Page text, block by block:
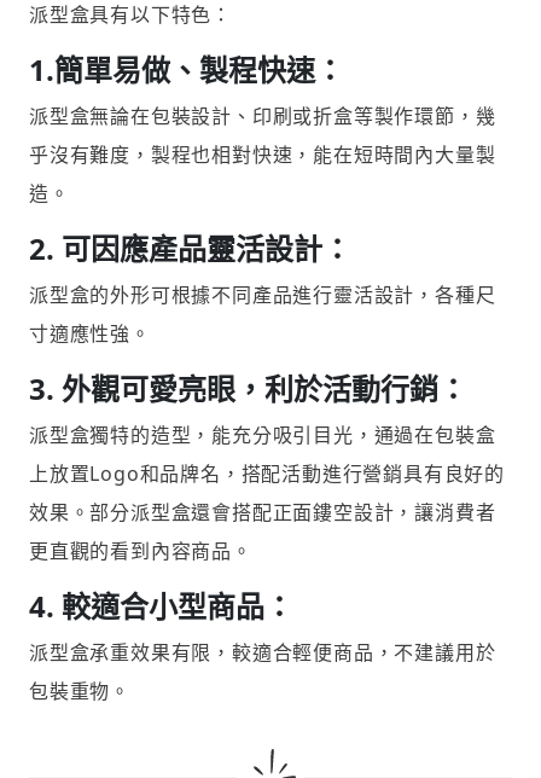
派型盒具有以下特色：
1.簡單易做、製程快速：
派型盒無論在包裝設計、印刷或折盒等製作環節，幾
乎沒有難度，製程也相對快速，能在短時間內大量製
造。
2. 可因應產品靈活設計：
派型盒的外形可根據不同產品進行靈活設計，各種尺
寸適應性強。
3. 外觀可愛亮眼，利於活動行銷：
派型盒獨特的造型，能充分吸引目光，通過在包裝盒
上放置Logo和品牌名，搭配活動進行營銷具有良好的
效果。部分派型盒還會搭配正面鏤空設計，讓消費者
更直觀的看到內容商品。
4. 較適合小型商品：
派型盒承重效果有限，較適合輕便商品，不建議用於
包裝重物。